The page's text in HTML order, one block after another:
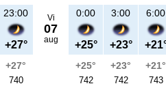
23:00
+27°
+27°
740
Vi
07
aug
0:00
+25°
+25°
742
3:00
+23°
+23°
742
6:00
+21°
743